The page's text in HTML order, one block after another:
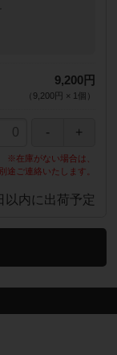
9,200円
（ 9,200円 × 1 個 ）
※在庫がない場合は、
別途ご連絡いたします。
以内に出荷予定